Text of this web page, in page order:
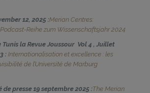
12, 2025 :Merian Centres:
Reihe zum Wissenschaftsjahr 2024
la Revue Joussour Vol 4 , Juillet
: Internationalisation et excellence : les
de l’Université de Marburg
presse 19 septembre 2025 :The Merian